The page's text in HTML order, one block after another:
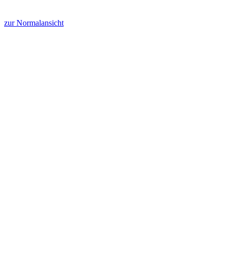
zur Normalansicht